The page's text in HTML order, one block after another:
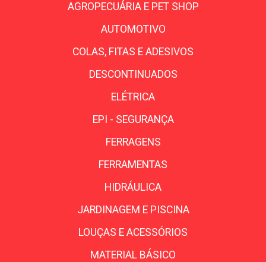
AGROPECUÁRIA E PET SHOP
AUTOMOTIVO
COLAS, FITAS E ADESIVOS
DESCONTINUADOS
ELÉTRICA
EPI - SEGURANÇA
FERRAGENS
FERRAMENTAS
HIDRÁULICA
JARDINAGEM E PISCINA
LOUÇAS E ACESSÓRIOS
MATERIAL BÁSICO